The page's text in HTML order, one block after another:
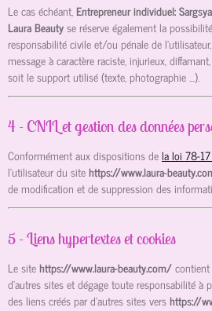
Le cas échéant, Entrepreneur individuel:
Laura Beautyse réserve également la
responsabilité civile et/ou pénale de
message à caractère raciste, injurieux,
soit le support utilisé (texte, photographie …).
4 - CNIL et gestion des données
Conformément aux dispositions dela loi 78-
l’utilisateur du sitehttps://www.laura-
de modification et de suppression des
5 - Liens hypertextes et cookies
Le sitehttps://www.laura-beauty.com/
d’autres sites et dégage toute responsabilité à
des liens créés par d’autres sites vershttps://